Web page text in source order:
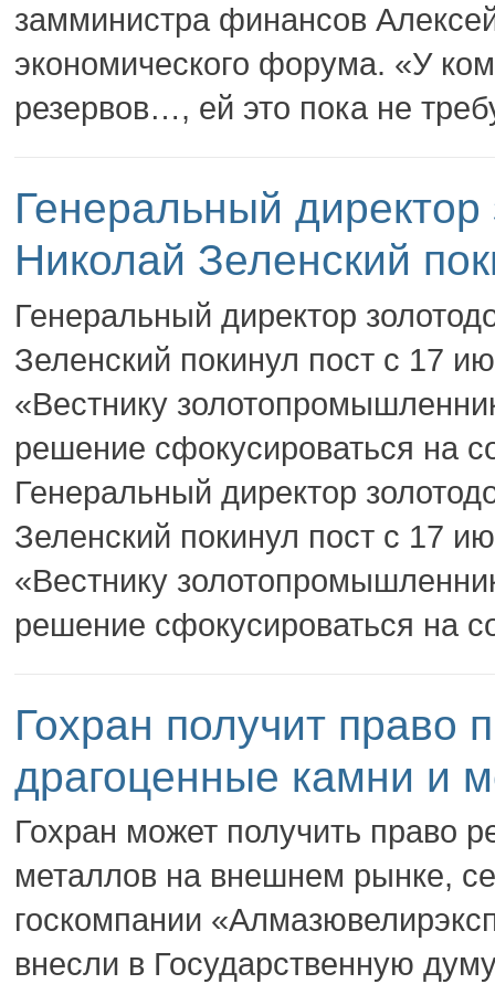
замминистра финансов
экономического форума. «У
резервов…, ей это пока не
Генеральный
Николай Зеленский
Генеральный директор
Зеленский покинул пост с 17
«Вестнику
решение сфокусироваться на
Генеральный директор
Зеленский покинул пост с 17
«Вестнику
решение сфокусироваться на
Гохран получит право
драгоценные камни и
Гохран может получить право
металлов на внешнем рынке,
госкомпании
внесли в Государственную